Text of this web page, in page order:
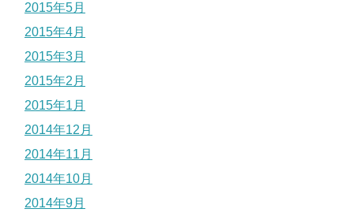
2015年5月
2015年4月
2015年3月
2015年2月
2015年1月
2014年12月
2014年11月
2014年10月
2014年9月